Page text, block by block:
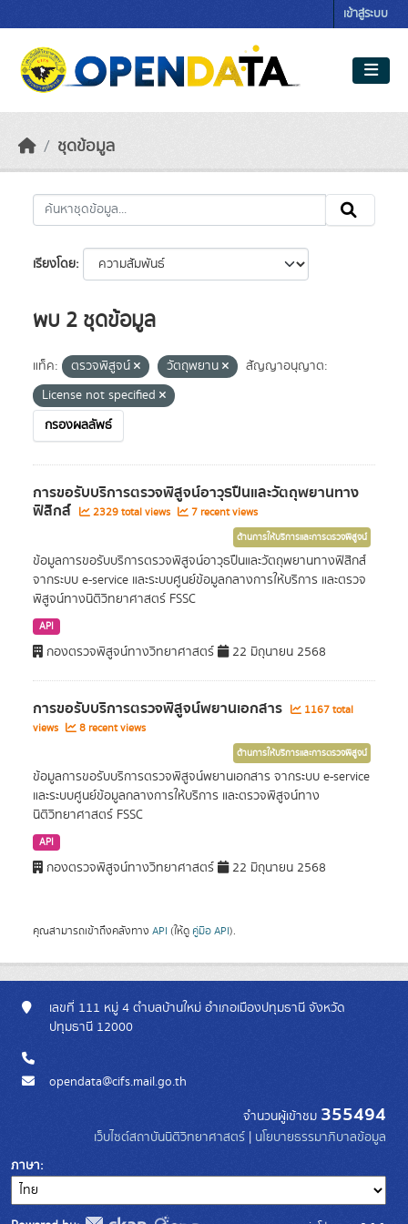
เข้าสู่ระบบ
ชุดข้อมูล
เรียงโดย
พบ 2 ชุดข้อมูล
แท็ค: ตรวจพิสูจน์ วัตถุพยาน
สัญญาอนุญาต:
License not specified
กรองผลลัพธ์
การขอรับบริการตรวจพิสูจน์อาวุธปืนและวัตถุพยานทาง
ฟิสิกส์ 2329 total views 7 recent views
ด้านการให้บริการและการตรวจพิสูจน์
ข้อมูลการขอรับบริการตรวจพิสูจน์อาวุธปืนและวัตถุพยานทางฟิสิกส์
จากระบบ e-service และระบบศูนย์ข้อมูลกลางการให้บริการ และตรวจ
พิสูจน์ทางนิติวิทยาศาสตร์ FSSC
API
กองตรวจพิสูจน์ทางวิทยาศาสตร์ 22 มิถุนายน 2568
การขอรับบริการตรวจพิสูจน์พยานเอกสาร
1167 total
views
8 recent views
ด้านการให้บริการและการตรวจพิสูจน์
ข้อมูลการขอรับบริการตรวจพิสูจน์พยานเอกสาร จากระบบ e-service
และระบบศูนย์ข้อมูลกลางการให้บริการ และตรวจพิสูจน์ทาง
นิติวิทยาศาสตร์ FSSC
API
กองตรวจพิสูจน์ทางวิทยาศาสตร์ 22 มิถุนายน 2568
คุณสามารถเข้าถึงคลังทาง API (ให้ดู คู่มือ API).
เลขที่ 111 หมู่ 4 ตำบลบ้านใหม่ อำเภอเมืองปทุมธานี จังหวัด
ปทุมธานี 12000
opendata@cifs.mail.go.th
จำนวนผู้เข้าชม 355494
เว็บไซต์สถาบันนิติวิทยาศาสตร์ | นโยบายธรรมาภิบาลข้อมูล
ภาษา